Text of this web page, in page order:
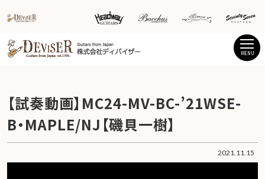
MENU
2021.11.15
【試奏動画】MC24-MV-BC-’21WSE-
B・MAPLE/NJ【磯貝一樹】